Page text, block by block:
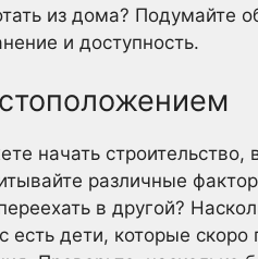
из дома? Подумайте
и доступность.
начать
различные
в другой?
есть дети, которые